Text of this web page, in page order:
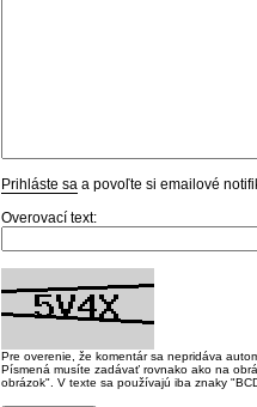
Prihláste sa a povoľte si emailové
Overovací text:
Pre overenie, že komentár sa nepridáva
Písmená musíte zadávať rovnako ako na
obrázok". V texte sa používajú iba znaky